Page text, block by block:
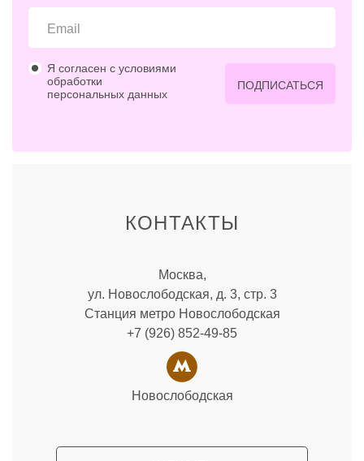
Я согласен с условиями
обработки
персональных данных
ПОДПИСАТЬСЯ
КОНТАКТЫ
Москва,
ул. Новослободская, д. 3, стр. 3
Станция метро Новослободская
+7 (926) 852-49-85
Новослободская